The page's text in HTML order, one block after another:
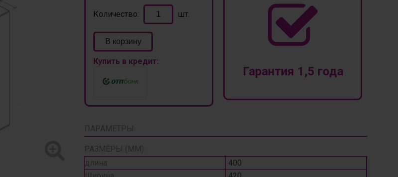
Количество: шт.
В корзину
Купить в кредит:
Гарантия 1,5 года
ПАРАМЕТРЫ:
РАЗМЕРЫ (ММ):
длина
400